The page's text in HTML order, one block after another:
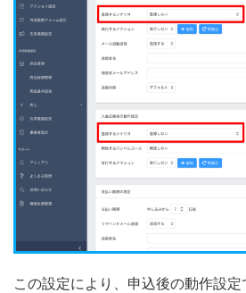
この設定により、申込後の動作設